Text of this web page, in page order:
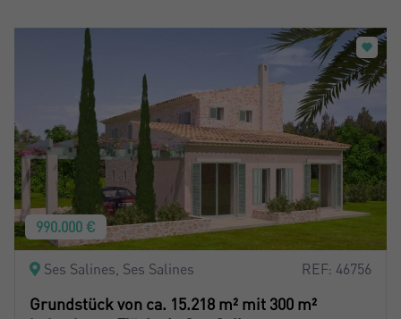
990.000 €
Ses Salines, Ses Salines REF: 46756
Grundstück von ca. 15.218 m² mit 300 m²